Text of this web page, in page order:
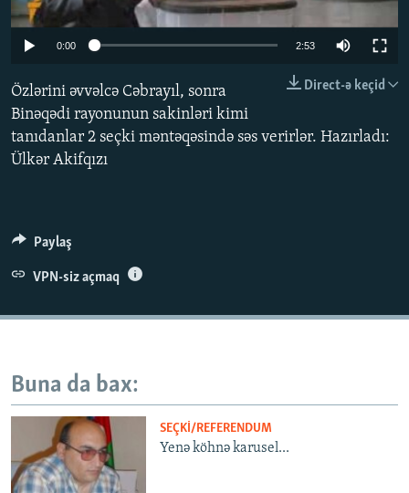
İNFOQRAFIKA
KARIKATURA
AZƏRBAYCAN ƏDƏBIYYATI KITABXANASI
İSLAM VƏ DEMOKRATIYA
İZ - MƏDƏNIYYƏT PROQRAMI
MISSIYAMIZ
PEŞƏ ETIKASI VƏ JURNALISTIKA STANDARTLARIMIZ
MATERIALLARIMIZDAN ISTIFADƏ
AZADLIQRADIOSU MOBIL TELEFONUNUZDA
BIZIMLƏ ƏLAQƏ
RFE/RL-in bütün saytları
0:00 2:53
Direct-ə keçid
Özlərini əvvəlcə Cəbrayıl, sonra
Binəqədi rayonunun sakinləri kimi
tanıdanlar 2 seçki məntəqəsində səs verirlər. Hazırladı:
Ülkər Akifqızı
Paylaş
VPN-siz açmaq
Buna da bax:
SEÇKI/REFERENDUM
Yenə köhnə karusel...